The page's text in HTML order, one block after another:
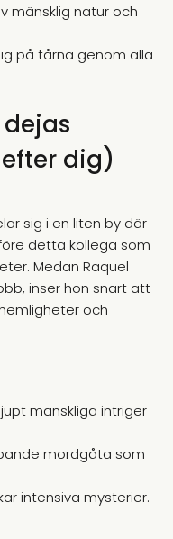
mänsklig natur och
på tårna genom alla
dejas
dig)
sig i en liten by där
detta kollega som
Medan Raquel
inser hon snart att
och
mänskliga intriger
mordgåta som
intensiva mysterier.